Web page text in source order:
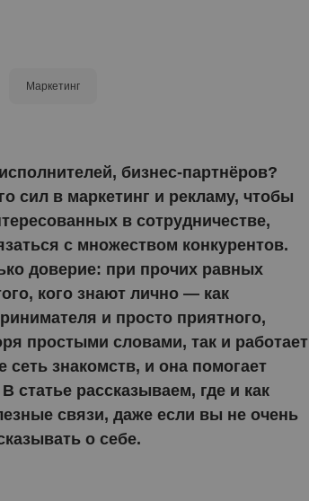
Маркетинг
бизнес-партнёров?
сил в маркетинг и рекламу, чтобы
в сотрудничестве,
с множеством конкурентов.
доверие: при прочих равных
кого знают лично — как
и просто приятного,
простыми словами, так и работает
сеть знакомств, и она помогает
статье рассказываем, где и как
связи, даже если вы не очень
о себе.